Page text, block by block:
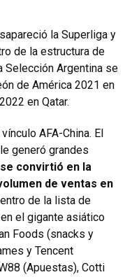
la Superliga y
de la estructura de
Selección Argentina se
de América 2021 en
en Qatar.
AFA-China. El
generó grandes
convirtió en la
de ventas en
de la lista de
el gigante asiático
Foods (snacks y
y Tencent
(Apuestas), Cotti